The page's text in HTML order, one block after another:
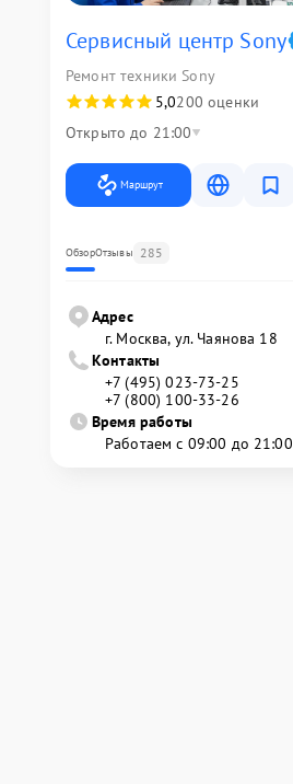
Сервисный центр Sony
Ремонт техники Sony
5,0200 оценки
Открыто до 21:00
Маршрут
ОбзорОтзывы 285
Адрес
г. Москва, ул. Чаянова 18
Контакты
+7 (495) 023-73-25
+7 (800) 100-33-26
Время работы
Работаем с 09:00 до 21:00